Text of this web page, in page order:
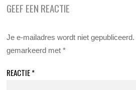
GEEF EEN REACTIE
Je e-mailadres wordt niet gepubliceerd.
gemarkeerd met*
REACTIE*